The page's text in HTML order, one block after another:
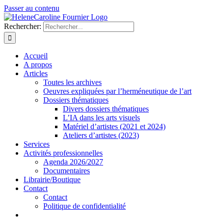
Passer au contenu
Rechercher:
Accueil
A propos
Articles
Toutes les archives
Oeuvres expliquées par l’herméneutique de l’art
Dossiers thématiques
Divers dossiers thématiques
L’IA dans les arts visuels
Matériel d’artistes (2021 et 2024)
Ateliers d’artistes (2023)
Services
Activités professionnelles
Agenda 2026/2027
Documentaires
Librairie/Boutique
Contact
Contact
Politique de confidentialité